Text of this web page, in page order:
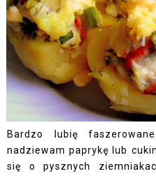
Bardzo lubię
nadziewam paprykę lub
się o pysznych